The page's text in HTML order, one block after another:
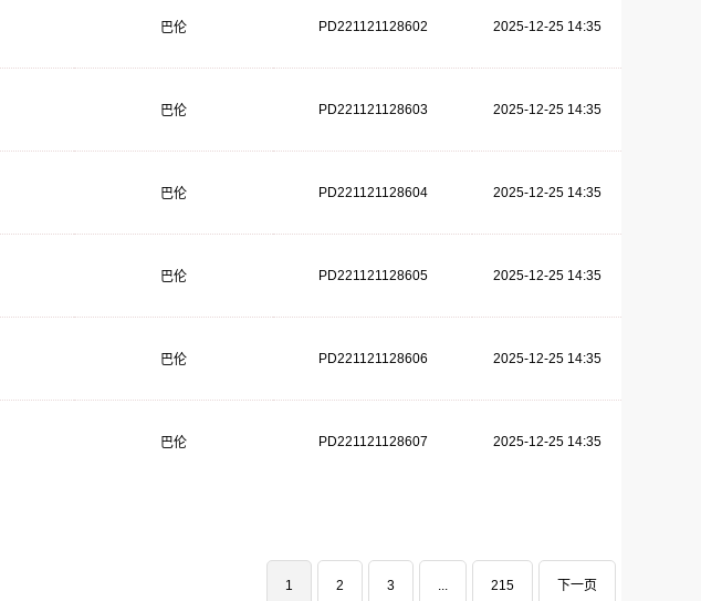
巴伦 PD221121128602 2025-12-25 14:35
巴伦 PD221121128603 2025-12-25 14:35
巴伦 PD221121128604 2025-12-25 14:35
巴伦 PD221121128605 2025-12-25 14:35
巴伦 PD221121128606 2025-12-25 14:35
巴伦 PD221121128607 2025-12-25 14:35
1 2 3 ... 215 下一页